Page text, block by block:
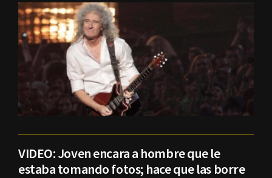
VIDEO: Joven encara a hombre que le
estaba tomando fotos; hace que las borre